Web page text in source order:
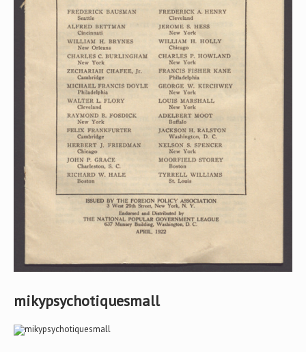
mikypsychotiquesmall